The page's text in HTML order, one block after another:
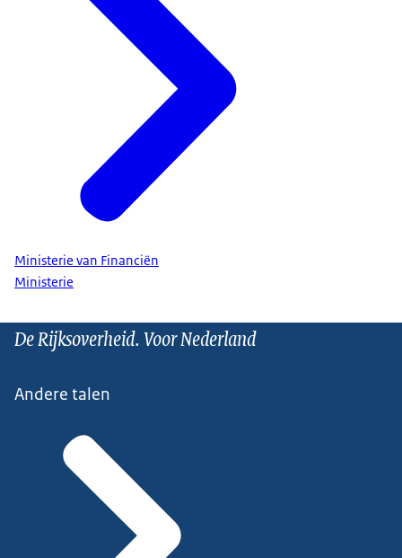
Ministerie van Financiën
Ministerie
De Rijksoverheid. Voor Nederland
Andere talen